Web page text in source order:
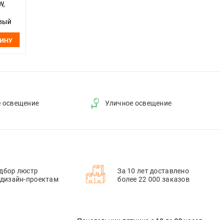
освещение Уличное освещение
люстр
проектам
За 10 лет доставлено
более 22 000 заказов